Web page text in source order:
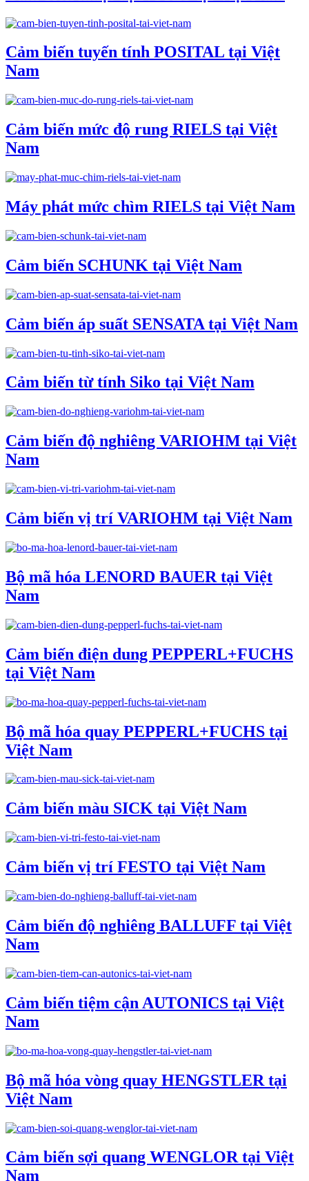
Cảm biến tuyến tính POSITAL tại Việt
Nam
Cảm biến mức độ rung RIELS tại Việt
Nam
Máy phát mức chìm RIELS tại Việt Nam
Cảm biến SCHUNK tại Việt Nam
Cảm biến áp suất SENSATA tại Việt Nam
Cảm biến từ tính Siko tại Việt Nam
Cảm biến độ nghiêng VARIOHM tại Việt
Nam
Cảm biến vị trí VARIOHM tại Việt Nam
Bộ mã hóa LENORD BAUER tại Việt
Nam
Cảm biến điện dung PEPPERL+FUCHS
tại Việt Nam
Bộ mã hóa quay PEPPERL+FUCHS tại
Việt Nam
Cảm biến màu SICK tại Việt Nam
Cảm biến vị trí FESTO tại Việt Nam
Cảm biến độ nghiêng BALLUFF tại Việt
Nam
Cảm biến tiệm cận AUTONICS tại Việt
Nam
Bộ mã hóa vòng quay HENGSTLER tại
Việt Nam
Cảm biến sợi quang WENGLOR tại Việt
Nam